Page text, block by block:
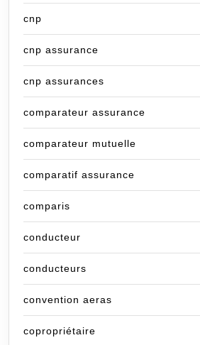
cnp
cnp assurance
cnp assurances
comparateur assurance
comparateur mutuelle
comparatif assurance
comparis
conducteur
conducteurs
convention aeras
copropriétaire